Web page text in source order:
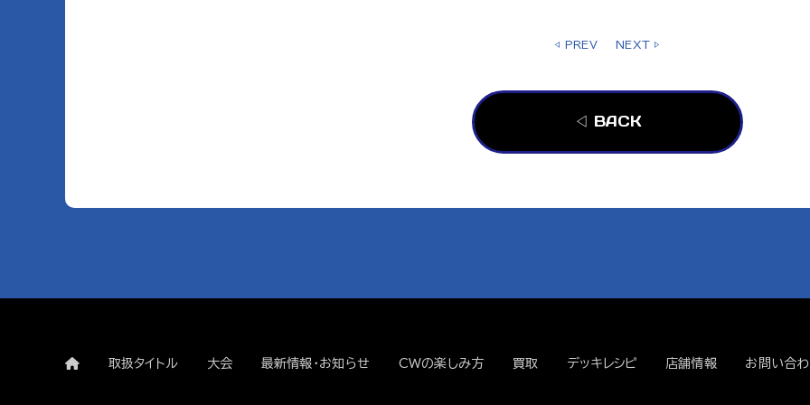
◁ PREV NEXT ▷
◁ BACK
取扱タイトル 大会 最新情報・お知らせ CWの楽しみ方 買取 デッキレシピ 店舗情報 お問い合